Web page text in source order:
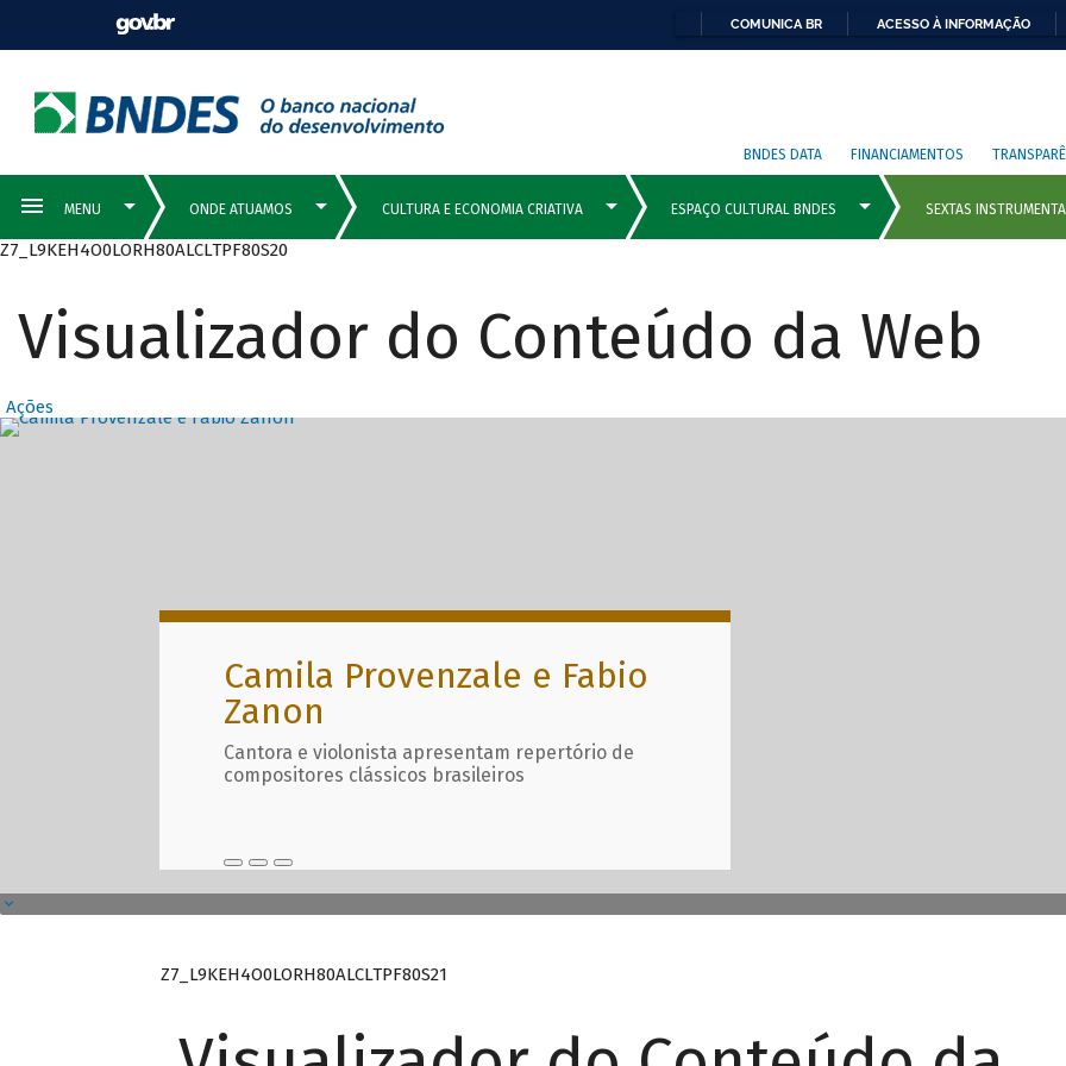
COMUNICA BR ACESSO À INFORMAÇÃO
BNDES DATA FINANCIAMENTOS
Z7_L9KEH4O0LORH80ALCLTPF80S20
Visualizador do Conteúdo da Web
Ações
Destaques Principais com
Camila Provenzale e Fabio
Zanon
Cantora e violonista apresentam repertório de
compositores clássicos brasileiros
Z7_L9KEH4O0LORH80ALCLTPF80S21